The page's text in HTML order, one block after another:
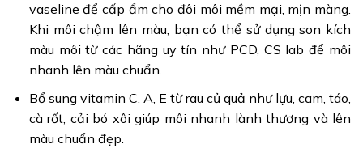
vaseline để cấp ẩm cho đôi môi mềm mại, mịn màng.
Khi môi chậm lên màu, bạn có thể sử dụng son kích
màu môi từ các hãng uy tín như PCD, CS lab để môi
nhanh lên màu chuẩn.
Bổ sung vitamin C, A, E từ rau củ quả như lựu, cam, táo,
cà rốt, cải bó xôi giúp môi nhanh lành thương và lên
màu chuẩn đẹp.